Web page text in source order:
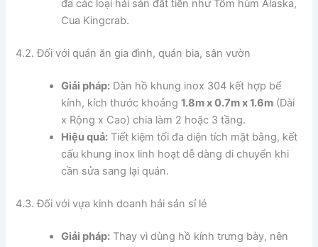
đa các loại hải sản đắt tiền như Tôm hùm Alaska,
Cua Kingcrab.
4.2. Đối với quán ăn gia đình, quán bia, sân vườn
Giải pháp: Dàn hồ khung inox 304 kết hợp bể
kính, kích thước khoảng1.8m x 0.7m x 1.6m (Dài
x Rộng x Cao) chia làm 2 hoặc 3 tầng.
Hiệu quả: Tiết kiệm tối đa diện tích mặt bằng, kết
cấu khung inox linh hoạt dễ dàng di chuyển khi
cần sửa sang lại quán.
4.3. Đối với vựa kinh doanh hải sản sỉ lẻ
Giải pháp: Thay vì dùng hồ kính trưng bày, nên